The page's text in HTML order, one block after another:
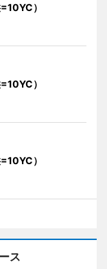
）
）
）
ス